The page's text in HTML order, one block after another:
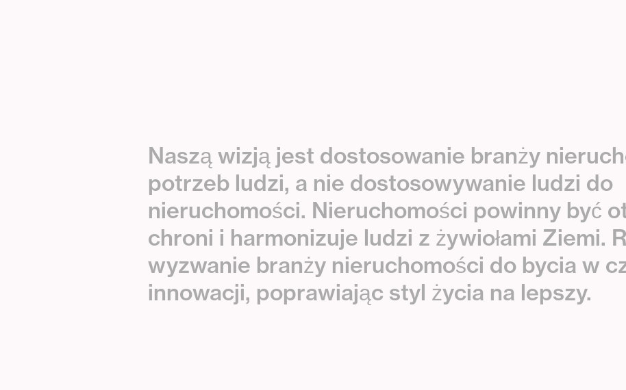
Naszą wizją jest dostosowanie branży nieruch
potrzeb ludzi, a nie dostosowywanie ludzi do
nieruchomości. Nieruchomości powinny być o
chroni i harmonizuje ludzi z żywiołami Ziemi. R
wyzwanie branży nieruchomości do bycia w c
innowacji, poprawiając styl życia na lepszy.